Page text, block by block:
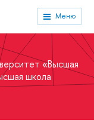
Меню
«Высшая
школа